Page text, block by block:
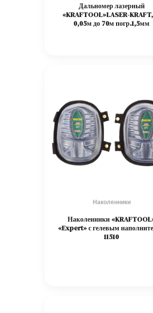
Дальномер лазерный
«KRAFTOOL»LASER-
0,05м до 70м погр.1,5мм
Наколенники
Наколенники
«Expert» с гелевым
11510